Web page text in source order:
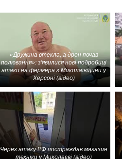
«Дружина втекла, а дрон почав
полювання»: з'явилися нові подробиці
атаки на фермера з Миколаївщини у
Херсоні (відео)
Через атаку РФ постраждав магазин
техніки у Миколаєві (відео)